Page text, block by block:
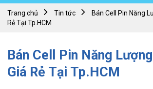
Trang chủ Tin tức
Bán Cell Pin Năng
Rẻ Tại Tp.HCM
Bán Cell Pin Năng
Giá Rẻ Tại Tp.HCM